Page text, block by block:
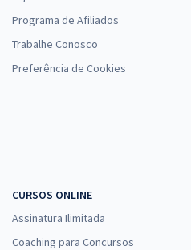
Programa de Afiliados
Trabalhe Conosco
Preferência de Cookies
CURSOS ONLINE
Assinatura Ilimitada
Coaching para Concursos